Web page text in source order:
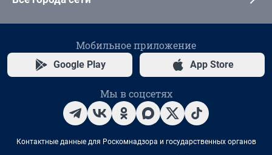
Мобильное приложение
Google Play App Store
Мы в соцсетях
Контактные данные для Роскомнадзора и государственных органов